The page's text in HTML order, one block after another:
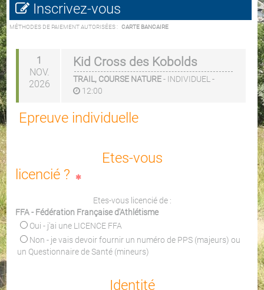
Inscrivez-vous
MÉTHODES DE PAIEMENT AUTORISÉES : CARTE BANCAIRE
1
NOV.
2026
Kid Cross des Kobolds
TRAIL, COURSE NATURE - INDIVIDUEL -
12:00
Epreuve individuelle
Etes-vous
licencié ?
Etes-vous licencié de :
FFA - Fédération Française d'Athlétisme
Oui - j'ai une LICENCE FFA
Non - je vais devoir fournir un numéro de PPS (majeurs) ou
un Questionnaire de Santé (mineurs)
Identité